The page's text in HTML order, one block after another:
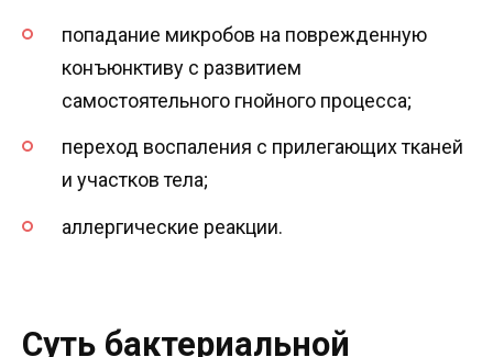
попадание микробов на поврежденную
конъюнктиву с развитием
самостоятельного гнойного процесса;
переход воспаления с прилегающих тканей
и участков тела;
аллергические реакции.
Суть бактериальной